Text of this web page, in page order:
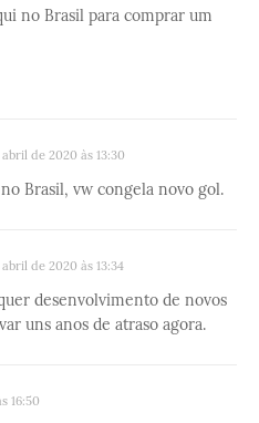
no Brasil para comprar um
abril de 2020 às 13:30
Brasil, vw congela novo gol.
abril de 2020 às 13:34
desenvolvimento de novos
uns anos de atraso agora.
16:50